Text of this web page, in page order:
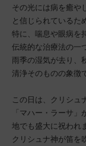
その光には病を癒や
と信じられているた
特に、喘息や眼病を
伝統的な治療法の一
雨季の湿気が去り、
清浄そのものの象徴
この日は、クリシュ
「マハー・ラーサ
地でも盛大に祝われ
クリシュナ神が笛を